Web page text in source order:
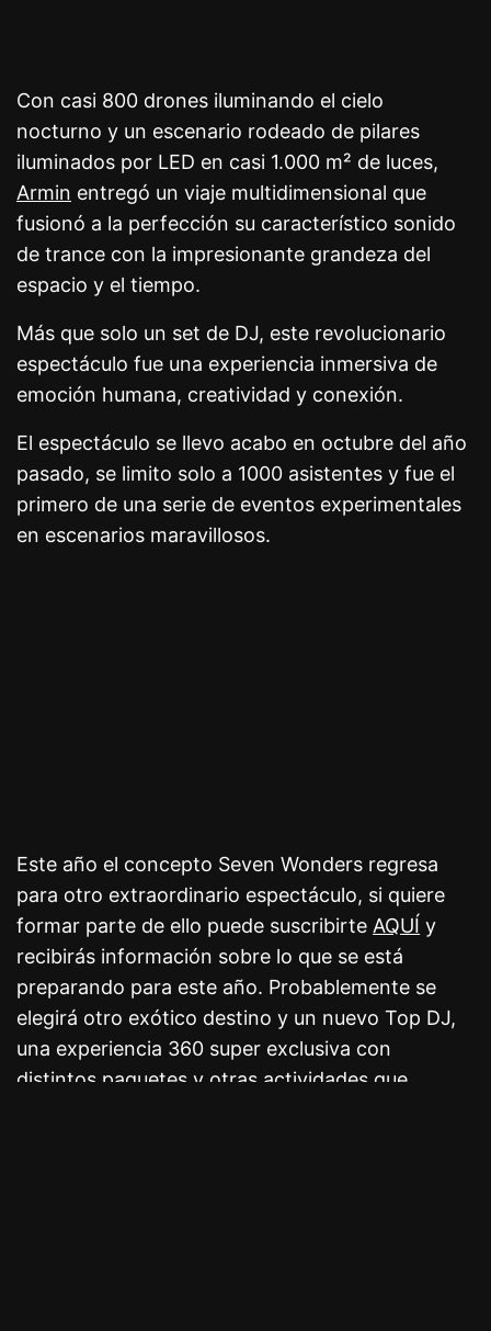
Con casi 800 drones iluminando el cielo
nocturno y un escenario rodeado de pilares
iluminados por LED en casi 1.000 m² de luces,
Armin entregó un viaje multidimensional que
fusionó a la perfección su característico sonido
de trance con la impresionante grandeza del
espacio y el tiempo.
Más que solo un set de DJ, este revolucionario
espectáculo fue una experiencia inmersiva de
emoción humana, creatividad y conexión.
El espectáculo se llevo acabo en octubre del año
pasado, se limito solo a 1000 asistentes y fue el
primero de una serie de eventos experimentales
en escenarios maravillosos.
Este año el concepto Seven Wonders regresa
para otro extraordinario espectáculo, si quiere
formar parte de ello puede suscribirte AQUÍ y
recibirás información sobre lo que se está
preparando para este año. Probablemente se
elegirá otro exótico destino y un nuevo Top DJ,
una experiencia 360 super exclusiva con
distintos paquetes y otras actividades que